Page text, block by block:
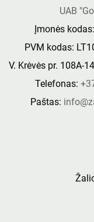
UAB
Įmonės
PVM kodas:
V. Krėvės pr. 108A-
Telefonas:
Paštas: